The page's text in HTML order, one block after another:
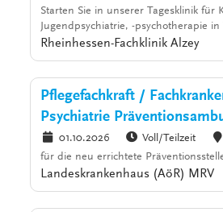
Starten Sie in unserer Tagesklinik für
Jugendpsychiatrie, -psychotherapie in
Rheinhessen-Fachklinik Alzey
Pflegefachkraft /
Psychiatrie
01.10.2026 Voll/Teilzeit
für die neu errichtete
Landeskrankenhaus (AöR) MRV